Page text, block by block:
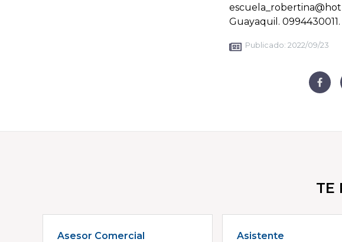
Guayaquil. 0994430011.
Publicado: 2022/09/23
TE
Asesor Comercial Asistente